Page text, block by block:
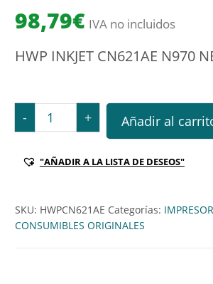
98,79€ IVA no incluidos
HWP INKJET CN621AE N970
- HWP INKJET CN621AE N970 NEGRO
+ Añadir al
"AÑADIR A LA LISTA DE DESEOS"
SKU: HWPCN621AE Categorías:
CONSUMIBLES ORIGINALES